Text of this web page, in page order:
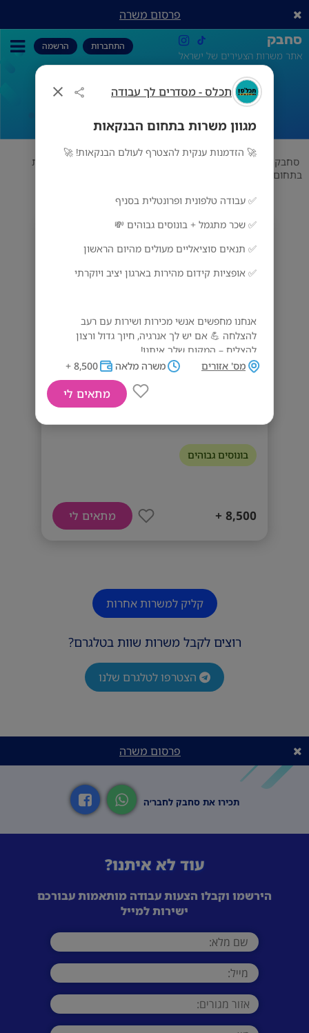
תכלס - מסדרים לך עבודה
מגוון משרות בתחום הבנקאות
🚀 הזדמנות ענקית להצטרף לעולם הבנקאות! 🚀
✅ עבודה טלפונית ופרונטלית בסניף
✅ שכר מתגמל + בונוסים גבוהים 💸
✅ תנאים סוציאליים מעולים מהיום הראשון
✅ אופציות קידום מהירות בארגון יציב ויוקרתי
אנחנו מחפשים אנשי מכירות ושירות עם רעב
להצלחה 💪 אם יש לך אנרגיה, חיוך גדול ורצון
להצליח – המקום שלך איתנו!
דרישות המשרה
מס' אזורים משרה מלאה 8,500 +
מתאים לי
פרסום משרה
סחבק
אתר משרות הצעירים של ישראל
התחברות הרשמה
מגוון משרות בתחום הבנקאות
סחבק משרות שוות תכלס - מסדרים לך עבודה
מגוון משרות
בתחום הבנקאות
מס' אזורים
מגוון משרות בתחום הבנקאות
בונוסים גבוהים
8,500 + מתאים לי
קליק למשרות אחרות
רוצים לקבל משרות שוות בטלגרם?
הצטרפו לטלגרם שלנו
פרסום משרה
תכירו את סחבק לחבר׳ה
עוד לא איתנו?
הירשמו וקבלו הצעות עבודה מותאמות עבורכם
ישירות למייל